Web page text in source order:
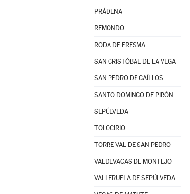
PRÁDENA
REMONDO
RODA DE ERESMA
SAN CRISTÓBAL DE LA VEGA
SAN PEDRO DE GAÍLLOS
SANTO DOMINGO DE PIRÓN
SEPÚLVEDA
TOLOCIRIO
TORRE VAL DE SAN PEDRO
VALDEVACAS DE MONTEJO
VALLERUELA DE SEPÚLVEDA